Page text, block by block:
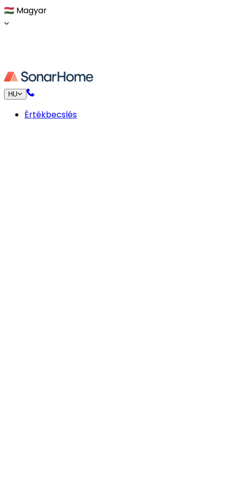
🇭🇺 Magyar
HU
Értékbecslés